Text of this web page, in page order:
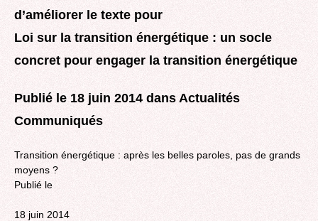
d’améliorer le texte pour
Loi sur la transition énergétique : un socle
concret pour engager la transition énergétique
Publié le 18 juin 2014 dans Actualités
Communiqués
Transition énergétique : après les belles paroles, pas de grands
moyens ?
Publié le
18 juin 2014